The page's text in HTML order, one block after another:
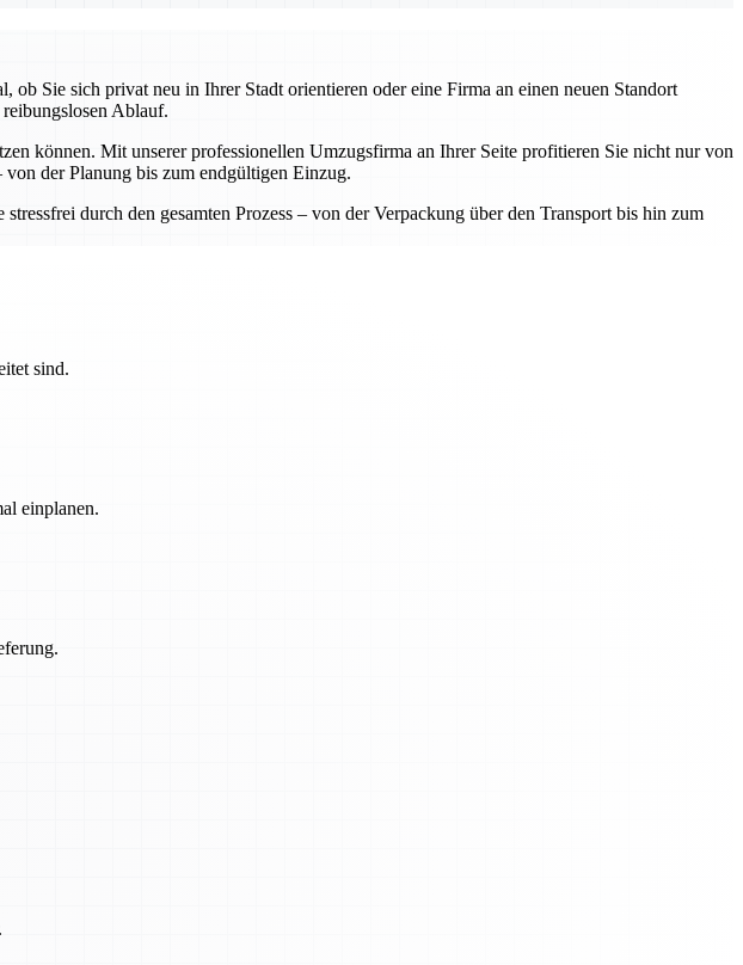
Sie sich privat neu in Ihrer Stadt orientieren oder eine Firma an einen neuen Standort
Ablauf.
können. Mit unserer professionellen Umzugsfirma an Ihrer Seite profitieren Sie nicht nur von
der Planung bis zum endgültigen Einzug.
durch den gesamten Prozess – von der Verpackung über den Transport bis hin zum
sind.
einplanen.